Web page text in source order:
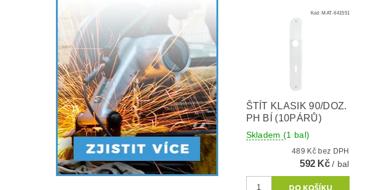
Kód:MAT-641551
ŠTÍT KLASIK 90/DOZ.
PH BÍ (10PÁRŮ)
Skladem(1 bal)
489 Kč bez DPH
592 Kč/ bal